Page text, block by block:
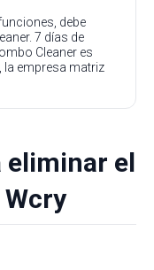
debe
7 días de
Cleaner es
, la empresa matriz
eliminar el